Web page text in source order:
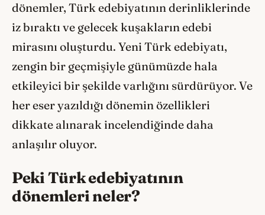
dönemler, Türk edebiyatının derinliklerinde
iz bıraktı ve gelecek kuşakların edebi
mirasını oluşturdu. Yeni Türk edebiyatı,
zengin bir geçmişiyle günümüzde hala
etkileyici bir şekilde varlığını sürdürüyor. Ve
her eser yazıldığı dönemin özellikleri
dikkate alınarak incelendiğinde daha
anlaşılır oluyor.
Peki Türk edebiyatının
dönemleri neler?